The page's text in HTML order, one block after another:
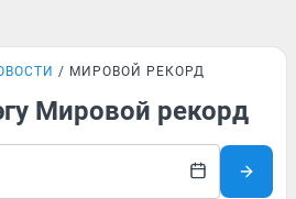
МИРОВОЙ РЕКОРД
Мировой рекорд